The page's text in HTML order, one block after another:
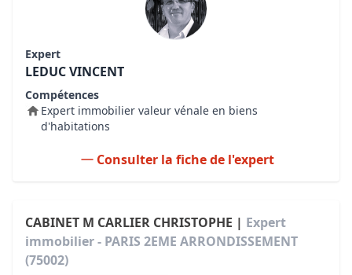
Expert
LEDUC VINCENT
Compétences
Expert immobilier valeur vénale en biens
d'habitations
Consulter la fiche de l'expert
CABINET M CARLIER CHRISTOPHE | Expert
immobilier - PARIS 2EME ARRONDISSEMENT
(75002)